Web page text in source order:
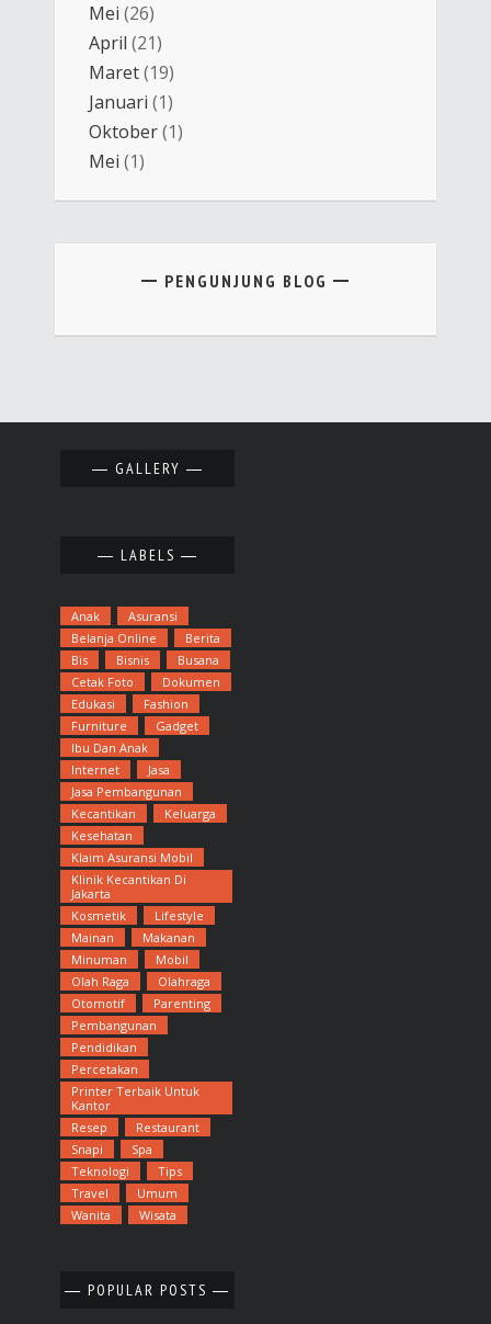
Mei (26)
April (21)
Maret(19)
Januari (1)
Oktober(1)
Mei (1)
PENGUNJUNG BLOG
GALLERY
LABELS
Anak
Asuransi
Belanja Online
Berita
Bis
Bisnis
Busana
Cetak Foto
Dokumen
Edukasi
Fashion
Furniture
Gadget
Ibu Dan Anak
Internet
Jasa
Jasa Pembangunan
Kecantikan
Keluarga
Kesehatan
Klaim Asuransi Mobil
Klinik Kecantikan Di
Jakarta
Kosmetik
Lifestyle
Mainan
Makanan
Minuman
Mobil
Olah Raga
Olahraga
Otomotif
Parenting
Pembangunan
Pendidikan
Percetakan
Printer Terbaik Untuk
Kantor
Resep
Restaurant
Snapi
Spa
Teknologi
Tips
Travel
Umum
Wanita
Wisata
POPULAR POSTS